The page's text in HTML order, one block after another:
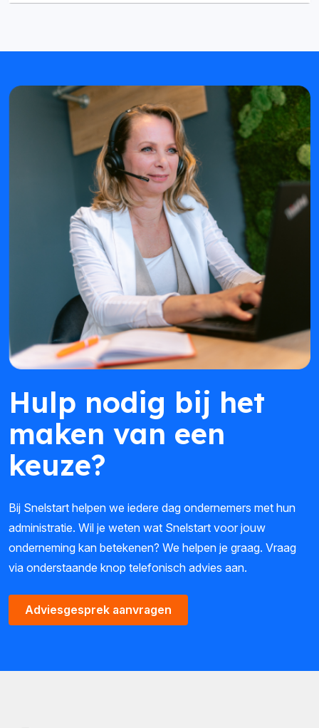
Hulp nodig bij het
maken van een
keuze?
Bij Snelstart helpen we iedere dag ondernemers met hun
administratie. Wil je weten wat Snelstart voor jouw
onderneming kan betekenen? We helpen je graag. Vraag
via onderstaande knop telefonisch advies aan.
Adviesgesprek aanvragen